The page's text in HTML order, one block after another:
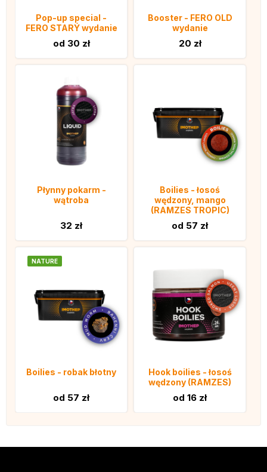
Pop-up special -
FERO STARÝ wydanie
od 30 zł
Booster - FERO OLD
wydanie
20 zł
Płynny pokarm -
wątroba
32 zł
Boilies - łosoś
wędzony, mango
(RAMZES TROPIC)
od 57 zł
NATURE
Boilies - robak błotny
od 57 zł
Hook boilies - łosoś
wędzony (RAMZES)
od 16 zł